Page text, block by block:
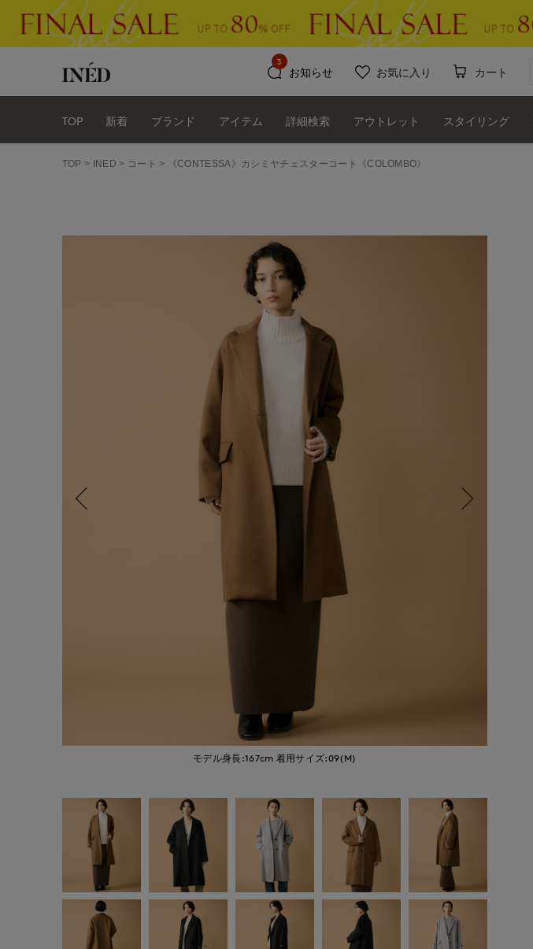
お知らせ
3
お気に入り カート
TOP 新着 ブランド アイテム 詳細検索 アウトレット スタイリング
TOP INED コート 《CONTESSA》カシミヤチェスターコート《COLOMBO》
モデル身長:167cm 着用サイズ:09(M)